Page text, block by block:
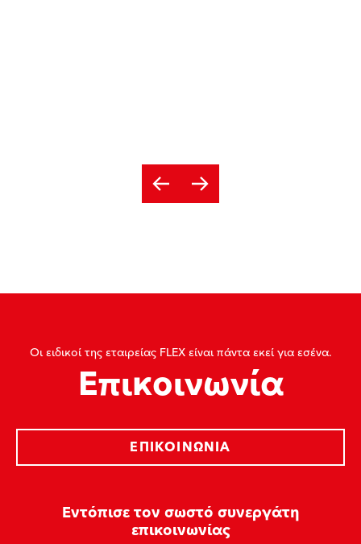
Οι ειδικοί της εταιρείας FLEX είναι πάντα εκεί για εσένα.
Επικοινωνία
Εντόπισε τον σωστό συνεργάτη
επικοινωνίας
ΕΠΙΚΟΙΝΩΝΊΑ